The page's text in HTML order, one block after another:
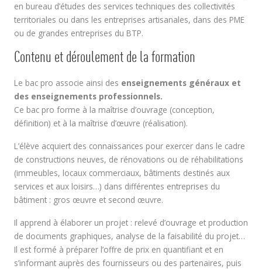
en bureau d’études des services techniques des collectivités
territoriales ou dans les entreprises artisanales, dans des PME
ou de grandes entreprises du BTP.
Contenu et déroulement de la formation
Le bac pro associe ainsi des enseignements généraux et
des enseignements professionnels.
Ce bac pro forme à la maîtrise d’ouvrage (conception,
définition) et à la maîtrise d’œuvre (réalisation).
L’élève acquiert des connaissances pour exercer dans le cadre
de constructions neuves, de rénovations ou de réhabilitations
(immeubles, locaux commerciaux, bâtiments destinés aux
services et aux loisirs…) dans différentes entreprises du
bâtiment : gros œuvre et second œuvre.
Il apprend à élaborer un projet : relevé d’ouvrage et production
de documents graphiques, analyse de la faisabilité du projet…
Il est formé à préparer l’offre de prix en quantifiant et en
s’informant auprès des fournisseurs ou des partenaires, puis